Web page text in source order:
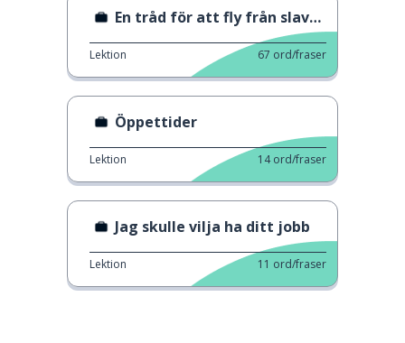
En tråd för att fly från slaveri
Lektion 67 ord/fraser
Öppettider
Lektion 14 ord/fraser
Jag skulle vilja ha ditt jobb
Lektion 11 ord/fraser